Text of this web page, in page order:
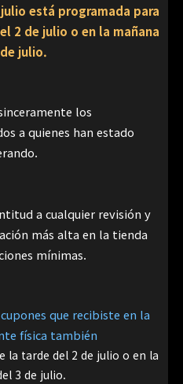
está programada para
2 de julio o en la mañana
julio.
los
a quienes han estado
a cualquier revisión y
más alta en la tienda
mínimas.
que recibiste en la
física también
la tarde del 2 de julio o en la
3 de julio.